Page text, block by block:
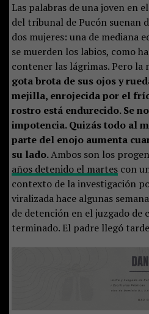
Las palabras de una joven en
del tribunal de Pucón suenan
dos mujeres: una de mediana
se muerden los labios, como
contener las lágrimas. Pero la
gota brota de sus ojos y
mejilla, enrojecida por el
rostro está endurecido. Se
impotencia. Quizás todo al
parte del enojo aumenta
su lado.Ambos son los
años detenido el martescon
contexto de la investigación
viralizada hace algunas
de detención en el juzgado de
terminado. El padre llegó